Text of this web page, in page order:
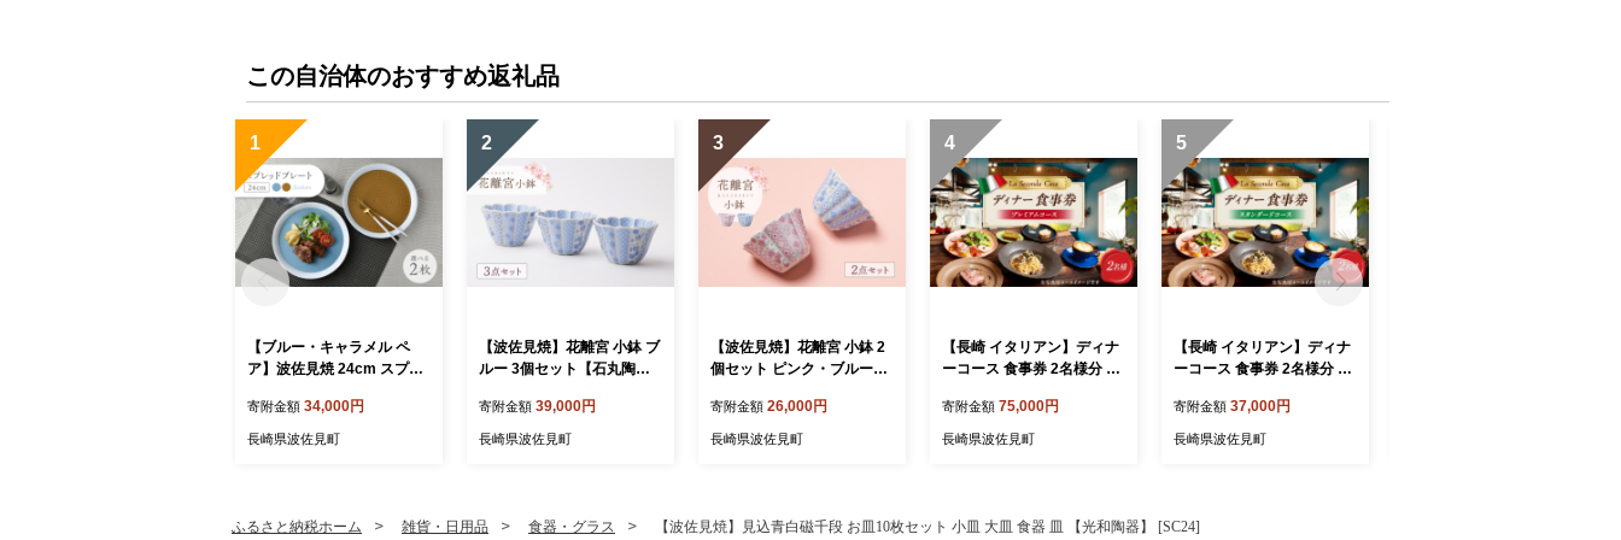
この自治体のおすすめ返礼品
1
【ブルー・キャラメル ペ
ア】波佐見焼 24cm スプレ
B55]
寄附金額 34,000円
長崎県波佐見町
2
【波佐見焼】花離宮 小鉢 ブ
ルー 3個セット【石丸陶
寄附金額 39,000円
長崎県波佐見町
3
【波佐見焼】花離宮 小鉢 2
個セット ピンク・ブルー
寄附金額 26,000円
長崎県波佐見町
4
【長崎 イタリアン】ディナ
ーコース 食事券 2名様分 プ
da Casa】 [IG16]
寄附金額 75,000円
長崎県波佐見町
5
【長崎 イタリアン】ディナ
ーコース 食事券 2名様分 ス
onda Casa】 [IG15]
寄附金額 37,000円
長崎県波佐見町
ふるさと納税ホーム 雑貨・日用品 食器・グラス 【波佐見焼】見込青白磁千段 お皿10枚セット 小皿 大皿 食器 皿 【光和陶器】 [SC24]